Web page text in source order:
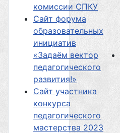
комиссии СПКУ
Сайт форума
образовательных
инициатив
«Задаём вектор
педагогического
развития!»
Сайт участника
конкурса
педагогического
мастерства 2023